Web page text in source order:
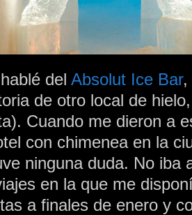
del Absolut Ice Bar,
de otro local de
Cuando me dieron a
con chimenea en la
ninguna duda. No iba
en la que me
a finales de enero y